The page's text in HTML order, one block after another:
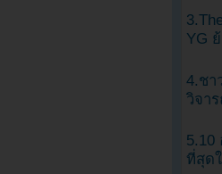
YG
4.ชา
วิจา
5.10
ที่สุด